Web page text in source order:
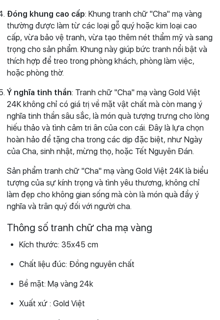
Đóng khung cao cấp: Khung tranh chữ "Cha" mạ vàng
thường được làm từ các loại gỗ quý hoặc kim loại cao
cấp, vừa bảo vệ tranh, vừa tạo thêm nét thẩm mỹ và sang
trọng cho sản phẩm. Khung này giúp bức tranh nổi bật và
thích hợp để treo trong phòng khách, phòng làm việc,
hoặc phòng thờ.
Ý nghĩa tinh thần: Tranh chữ "Cha" mạ vàng Gold Việt
24K không chỉ có giá trị về mặt vật chất mà còn mang ý
nghĩa tinh thần sâu sắc, là món quà tượng trưng cho lòng
hiếu thảo và tình cảm tri ân của con cái. Đây là lựa chọn
hoàn hảo để tặng cha trong các dịp đặc biệt, như Ngày
của Cha, sinh nhật, mừng thọ, hoặc Tết Nguyên Đán.
Sản phẩm tranh chữ "Cha" mạ vàng Gold Việt 24K là biểu
tượng của sự kính trọng và tình yêu thương, không chỉ
làm đẹp cho không gian sống mà còn là món quà đầy ý
nghĩa và trân quý đối với người cha.
Thông số tranh chữ cha mạ vàng
Kích thước: 35x45 cm
Chất liệu đúc: Đồng nguyên chất
Bề mặt: Mạ vàng 24k
Xuất xứ : Gold Việt